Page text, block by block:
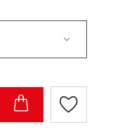
Zur
Wunschliste